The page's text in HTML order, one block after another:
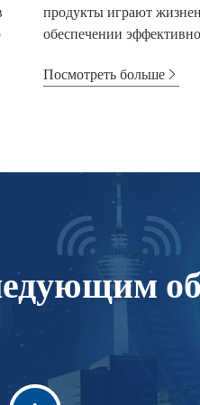
продукты играют
обеспечении
Посмотреть больше